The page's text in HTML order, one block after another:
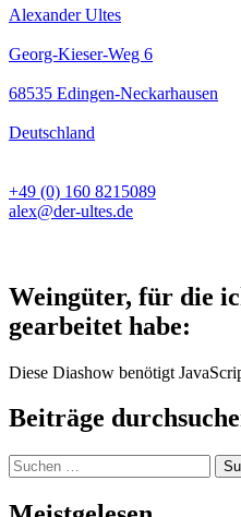
Alexander Ultes
Georg-Kieser-Weg 6
68535 Edingen-Neckarhausen
Deutschland
+49 (0) 160 8215089
alex@der-ultes.de
Weingüter, für die
gearbeitet habe:
Diese Diashow benötigt
Beiträge
Suchen
nach: